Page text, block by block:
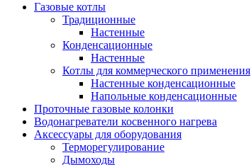
Газовые котлы
Традиционные
Настенные
Конденсационные
Настенные
Котлы для коммерческого применения
Настенные конденсационные
Напольные конденсационные
Проточные газовые колонки
Водонагреватели косвенного нагрева
Аксессуары для оборудования
Терморегулирование
Дымоходы